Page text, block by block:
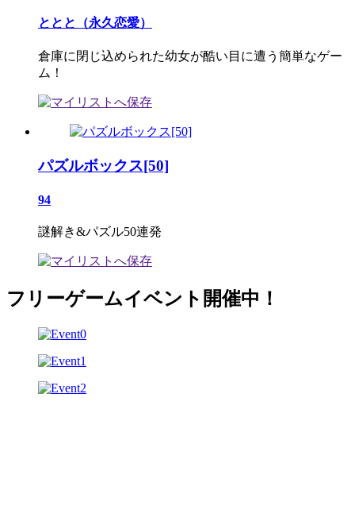
ととと（永久恋愛）
倉庫に閉じ込められた幼女が酷い目に遭う簡単なゲー
ム！
パズルボックス[50]
94
謎解き&パズル50連発
フリーゲームイベント開催中！